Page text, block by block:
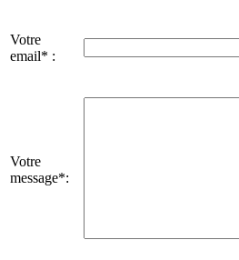
Votre
email* :
Votre
message*: